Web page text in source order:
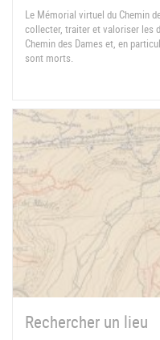
Le Mémorial virtuel du Chemin
collecter, traiter et valoriser les
Chemin des Dames et, en
sont morts.
Rechercher un lieu